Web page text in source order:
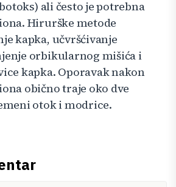
ali često je potrebna
Hirurške metode
kapka, učvršćivanje
orbikularnog mišića i
kapka. Oporavak nakon
obično traje oko dve
otok i modrice.